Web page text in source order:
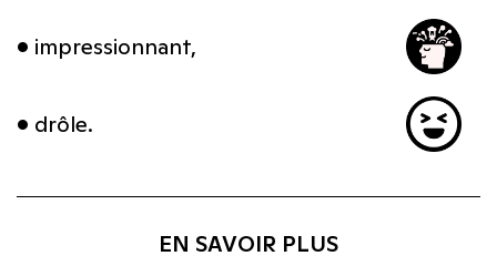
• impressionnant,
• drôle.
EN SAVOIR PLUS